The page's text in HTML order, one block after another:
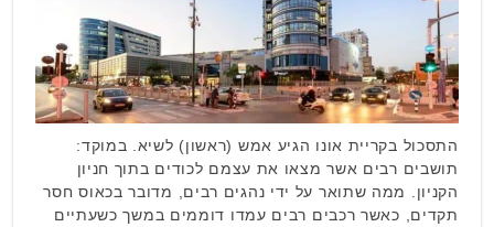
התסכול בקריית אונו הגיע אמש (ראשון) לשיא. במוקד:
תושבים רבים אשר מצאו את עצמם לכודים בתוך חניון
הקניון. ממה שתואר על ידי נהגים רבים, מדובר בכאוס חסר
תקדים, כאשר רכבים רבים עמדו דוממים במשך כשעתיים